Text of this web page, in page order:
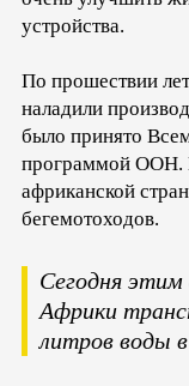
устройства.
По прошествии
наладили
было принято
программой ООН.
африканской
бегемотоходов.
Сегодня
Африки
литров воды в